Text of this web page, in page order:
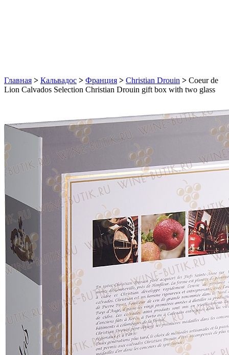
Главная > Кальвадос > Франция > Christian Drouin > Coeur de
Lion Calvados Selection Christian Drouin gift box with two glass